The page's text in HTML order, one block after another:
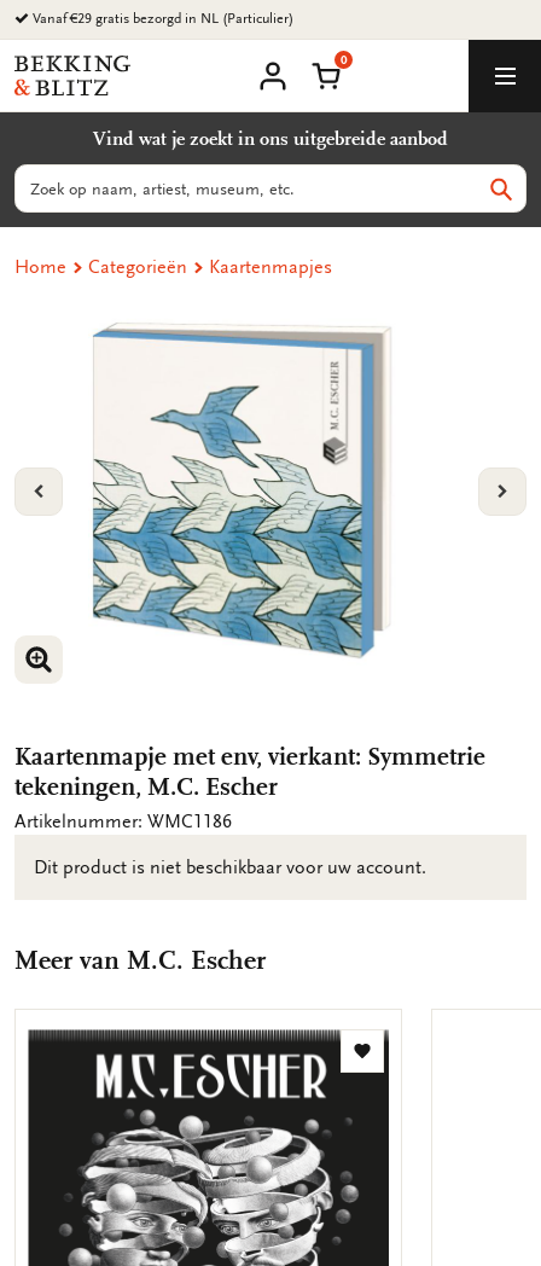
Ga
naar
content
Vanaf €29 gratis bezorgd in NL (Particulier)
Bekking
&
B.V.
account
Winkelmand
0
Vind wat je zoekt in ons uitgebreide aanbod
Zoeken
Home Categorieën Kaartenmapjes
VORIGE
VERGROOT AFBEELDING
VERGROOT AFBEELDING
Kaartenmapje met env, vierkant: Symmetrie
tekeningen, M.C. Escher
Artikelnummer: WMC1186
Dit product is niet beschikbaar voor uw account.
Meer van M.C. Escher
Toevoegen